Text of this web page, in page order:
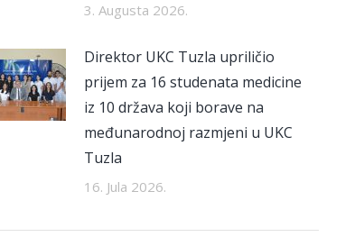
3. Augusta 2026.
Direktor UKC Tuzla upriličio
prijem za 16 studenata medicine
iz 10 država koji borave na
međunarodnoj razmjeni u UKC
Tuzla
16. Jula 2026.